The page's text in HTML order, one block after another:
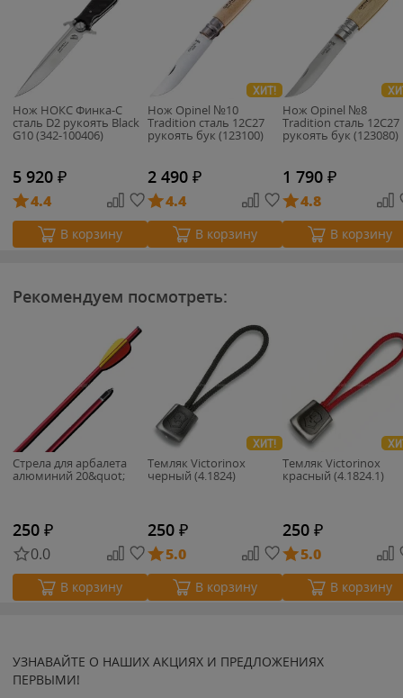
Нож НОКС Финка-С
сталь D2 рукоять Black
G10 (342-100406)
5 920 ₽
4.4
В корзину
ХИТ!
Нож Opinel №10
Tradition сталь 12C27
рукоять бук (123100)
2 490 ₽
4.4
В корзину
Нож Opinel №8
Tradition сталь 12C27
рукоять бук (123080)
1 790 ₽
4.8
В корзину
Рекомендуем посмотреть:
Стрела для арбалета
алюминий 20&quot;
250 ₽
0.0
В корзину
ХИТ!
Темляк Victorinox
черный (4.1824)
250 ₽
5.0
В корзину
Темляк Victorinox
красный (4.1824.1)
250 ₽
5.0
В корзину
УЗНАВАЙТЕ О НАШИХ АКЦИЯХ И ПРЕДЛОЖЕНИЯХ
ПЕРВЫМИ!